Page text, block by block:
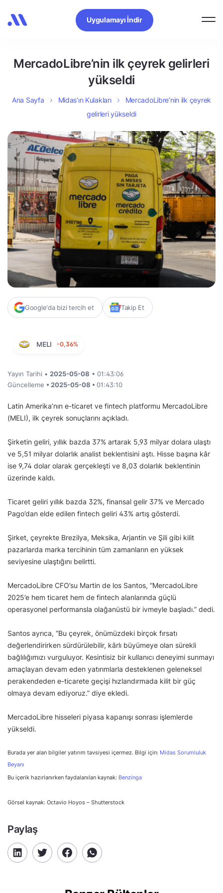
Uygulamayı İndir
MercadoLibre’nin ilk çeyrek gelirleri
yükseldi
Ana Sayfa Midas’ın Kulakları
MercadoLibre’nin ilk çeyrek
gelirleri yükseldi
Google'da bizi tercih et Takip Et
MELI -0,36%
Yayın Tarihi • 2025-05-08 • 01:43:06
Güncelleme • 2025-05-08 • 01:43:10
Latin Amerika’nın e-ticaret ve fintech platformu MercadoLibre
(MELI), ilk çeyrek sonuçlarını açıkladı.
Şirketin geliri, yıllık bazda 37% artarak 5,93 milyar dolara ulaştı
ve 5,51 milyar dolarlık analist beklentisini aştı. Hisse başına kâr
ise 9,74 dolar olarak gerçekleşti ve 8,03 dolarlık beklentinin
üzerinde kaldı.
Ticaret geliri yıllık bazda 32%, finansal gelir 37% ve Mercado
Pago’dan elde edilen fintech geliri 43% artış gösterdi.
Şirket, çeyrekte Brezilya, Meksika, Arjantin ve Şili gibi kilit
pazarlarda marka tercihinin tüm zamanların en yüksek
seviyesine ulaştığını belirtti.
MercadoLibre CFO’su Martin de los Santos, “MercadoLibre
2025’e hem ticaret hem de fintech alanlarında güçlü
operasyonel performansla olağanüstü bir ivmeyle başladı.” dedi.
Santos ayrıca, “Bu çeyrek, önümüzdeki birçok fırsatı
değerlendirirken sürdürülebilir, kârlı büyümeye olan sürekli
bağlılığımızı vurguluyor. Kesintisiz bir kullanıcı deneyimi sunmayı
amaçlayan devam eden yatırımlarla desteklenen geleneksel
perakendeden e-ticarete geçişi hızlandırmada kilit bir güç
olmaya devam ediyoruz.” diye ekledi.
MercadoLibre hisseleri piyasa kapanışı sonrası işlemlerde
yükseldi.
Burada yer alan bilgiler yatırım tavsiyesi içermez. Bilgi için: Midas Sorumluluk
Beyanı
Bu içerik hazırlanırken faydalanılan kaynak: Benzinga
Görsel kaynak: Octavio Hoyos – Shutterstock
Paylaş